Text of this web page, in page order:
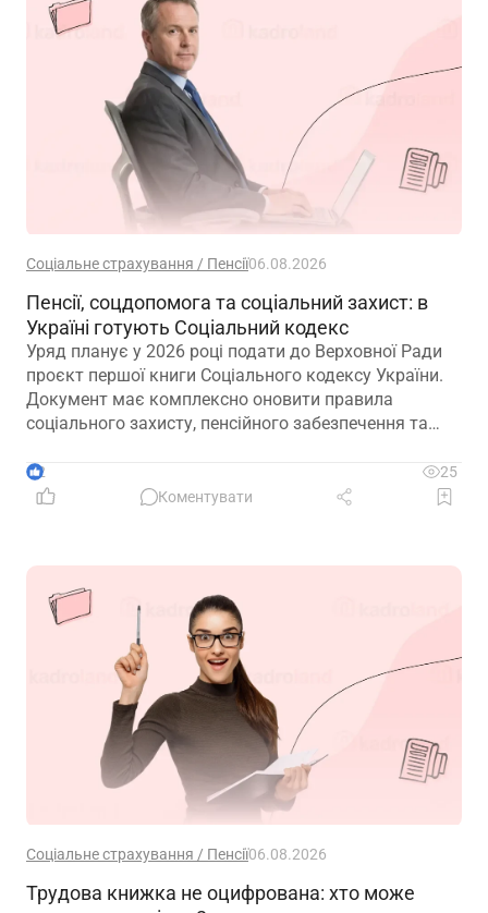
Соціальне страхування / Пенсії06.08.2026
Пенсії, соцдопомога та соціальний захист: в
Україні готують Соціальний кодекс
Уряд планує у 2026 році подати до Верховної Ради
проєкт першої книги Соціального кодексу України.
Документ має комплексно оновити правила
соціального захисту, пенсійного забезпечення та
близько 100 законодавчих актів із правом ЄС
2
25
Коментувати
Соціальне страхування / Пенсії06.08.2026
Трудова книжка не оцифрована: хто може